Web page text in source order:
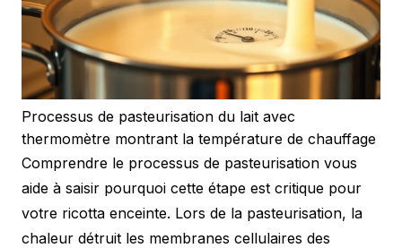
Processus de pasteurisation du lait avec
thermomètre montrant la température de chauffage
Comprendre le processus de pasteurisation vous
aide à saisir pourquoi cette étape est critique pour
votre ricotta enceinte. Lors de la pasteurisation, la
chaleur détruit les membranes cellulaires des